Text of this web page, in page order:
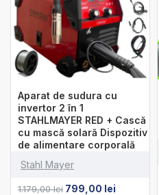
Stahl Mayer
Aparat de sudura cu
invertor 2 în 1
STAHLMAYER RED + Cască
cu mască solară Dispozitiv
de alimentare corporală
1.179,00 lei 799,00 lei